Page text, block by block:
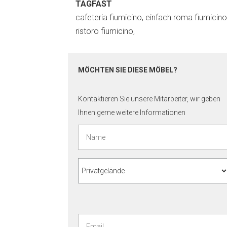
TAGFAST
cafeteria fiumicino, einfach roma
ristoro fiumicino,
MÖCHTEN SIE DIESE MÖBEL?
Kontaktieren Sie unsere Mitarbeiter, wir geben
Ihnen gerne weitere Informationen